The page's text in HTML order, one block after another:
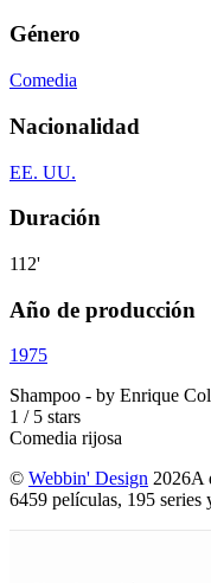
Género
Comedia
Nacionalidad
EE. UU.
Duración
112'
Año de producción
1975
Shampoo - by Enrique
1 / 5 stars
Comedia rijosa
© Webbin' Design 2026A
6459 películas, 195 series